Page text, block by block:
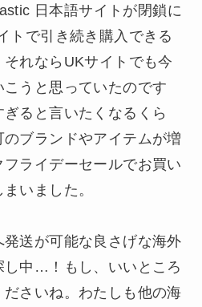
日本語サイトが閉鎖に
トで引き続き購入できる
れならUKサイトでも今
うと思っていたのです
ると言いたくなるくら
ブランドやアイテムが増
ライデーセールでお買い
いました。
送が可能な良さげな海外
し中…！もし、いいところ
さいね。わたしも他の海